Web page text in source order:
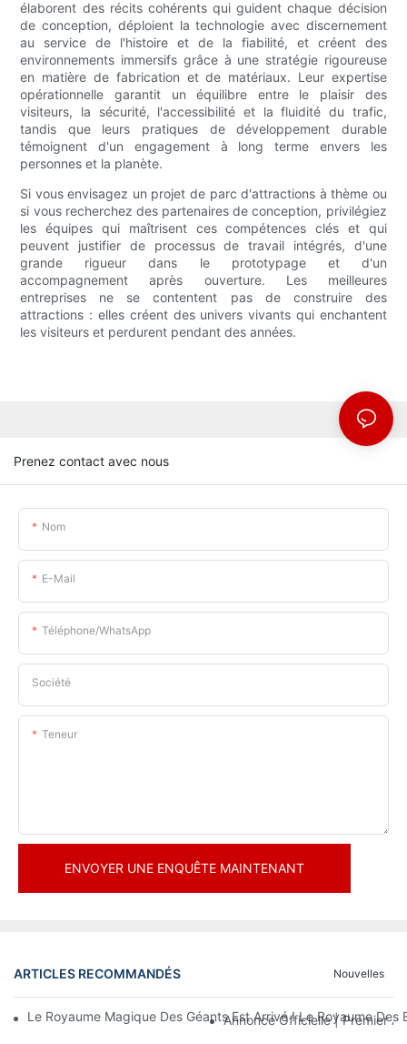
élaborent des récits cohérents qui guident chaque décision
de conception, déploient la technologie avec discernement
au service de l'histoire et de la fiabilité, et créent des
environnements immersifs grâce à une stratégie rigoureuse
en matière de fabrication et de matériaux. Leur expertise
opérationnelle garantit un équilibre entre le plaisir des
visiteurs, la sécurité, l'accessibilité et la fluidité du trafic,
tandis que leurs pratiques de développement durable
témoignent d'un engagement à long terme envers les
personnes et la planète.
Si vous envisagez un projet de parc d'attractions à thème ou
si vous recherchez des partenaires de conception, privilégiez
les équipes qui maîtrisent ces compétences clés et qui
peuvent justifier de processus de travail intégrés, d'une
grande rigueur dans le prototypage et d'un
accompagnement après ouverture. Les meilleures
entreprises ne se contentent pas de construire des
attractions : elles créent des univers vivants qui enchantent
les visiteurs et perdurent pendant des années.
Prenez contact avec nous
Nom
E-Mail
Téléphone/WhatsApp
Société
Teneur
ENVOYER UNE ENQUÊTE MAINTENANT
ARTICLES RECOMMANDÉS Nouvelles
Le Royaume Magique Des Géants Est Arrivé ! Le Royaume
Annonce Officielle | Premier